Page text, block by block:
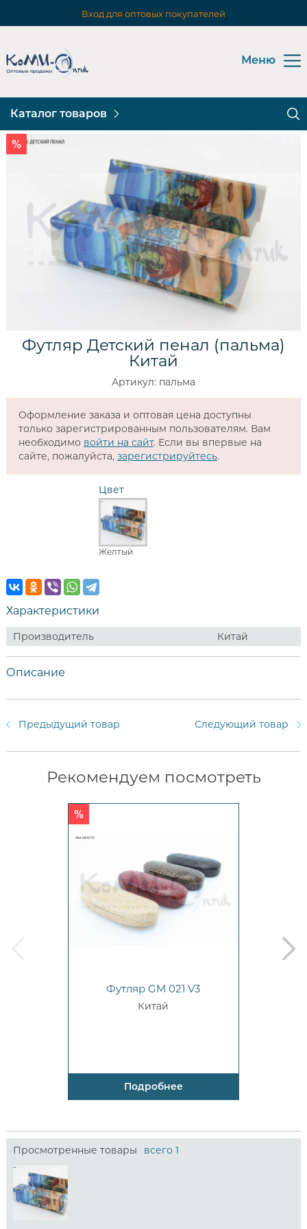
Вход для оптовых покупателей
Меню
Каталог товаров
Футляр Детский пенал (пальма)
Китай
Артикул: пальма
Оформление заказа и оптовая цена доступны
только зарегистрированным пользователям. Вам
необходимо войти на сайт. Если вы впервые на
сайте, пожалуйста, зарегистрируйтесь.
Цвет
Желтый
Характеристики
Производитель Китай
Описание
Предыдущий товар Следующий товар
Рекомендуем посмотреть
Футляр GM 021 V3
Китай
Подробнее
next
Просмотренные товары всего 1